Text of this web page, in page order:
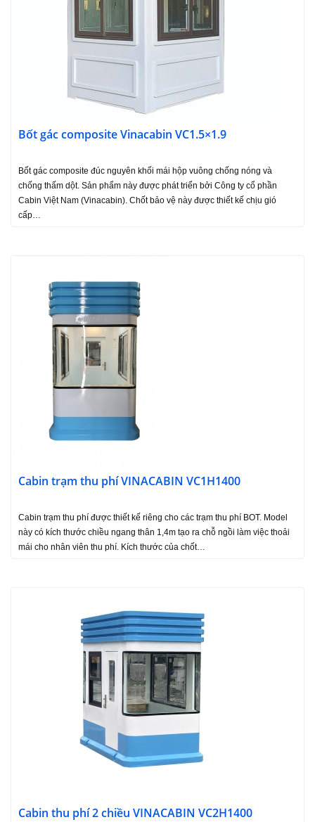
Bốt gác composite Vinacabin VC1.5×1.9
Bốt gác composite đúc nguyên khối mái hộp vuông chống nóng và
chống thấm dột. Sản phẩm này được phát triển bởi Công ty cổ phần
Cabin Việt Nam (Vinacabin). Chốt bảo vệ này được thiết kế chịu gió
cấp…
Cabin trạm thu phí VINACABIN VC1H1400
Cabin trạm thu phí được thiết kế riêng cho các trạm thu phí BOT. Model
này có kích thước chiều ngang thân 1,4m tạo ra chỗ ngồi làm việc thoải
mái cho nhân viên thu phí. Kích thước của chốt…
Cabin thu phí 2 chiều VINACABIN VC2H1400